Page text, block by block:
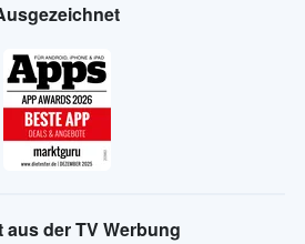
aus der TV Werbung